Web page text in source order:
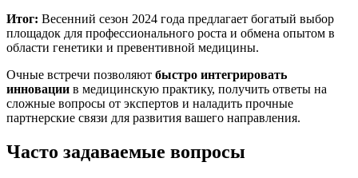
Итог: Весенний сезон 2024 года предлагает богатый выбор
площадок для профессионального роста и обмена опытом в
области генетики и превентивной медицины.
Очные встречи позволяют быстро интегрировать
инновации в медицинскую практику, получить ответы на
сложные вопросы от экспертов и наладить прочные
партнерские связи для развития вашего направления.
Часто задаваемые вопросы